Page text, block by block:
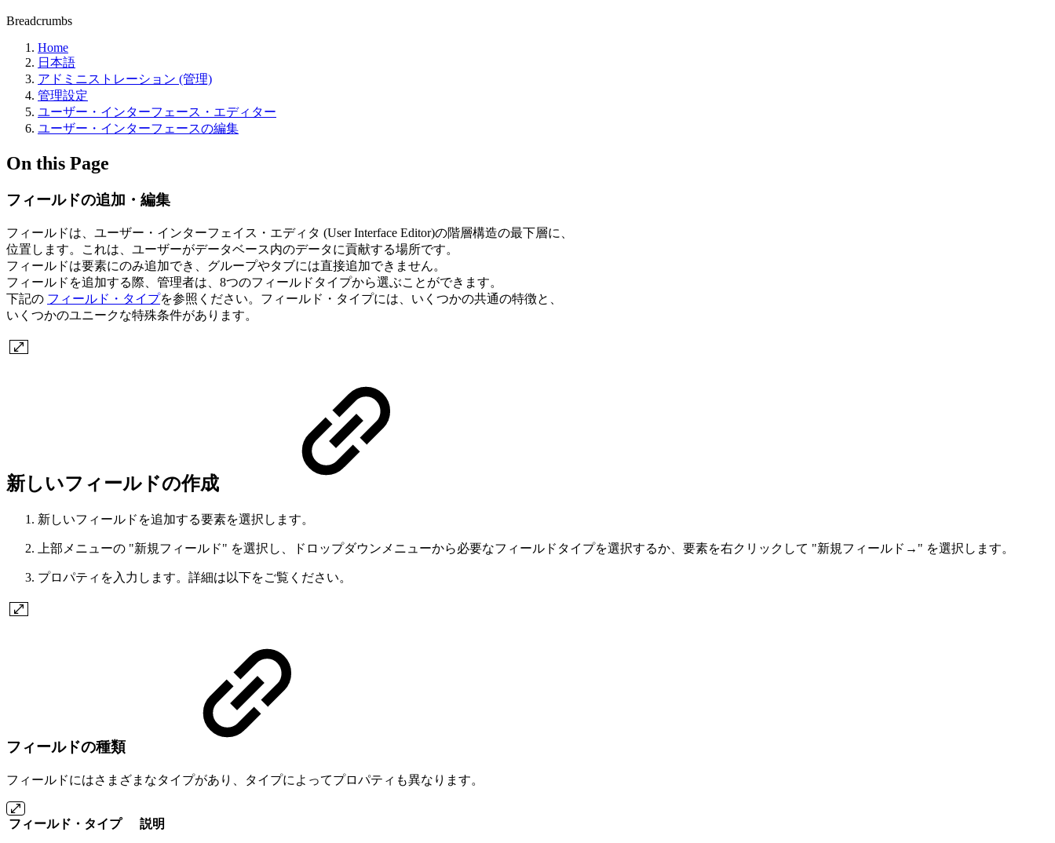
Breadcrumbs
Home
日本語
アドミニストレーション (管理)
管理設定
ユーザー・インターフェース・エディター
ユーザー・インターフェースの編集
On this Page
フィールドの追加・編集
フィールドは、ユーザー・インターフェイス・エディタ (User Interface Editor)の階層構造の最下層に、
位置します。これは、ユーザーがデータベース内のデータに貢献する場所です。
フィールドは要素にのみ追加でき、グループやタブには直接追加できません。
フィールドを追加する際、管理者は、8つのフィールドタイプから選ぶことができます。
下記の フィールド・タイプを参照ください。フィールド・タイプには、いくつかの共通の特徴と、
いくつかのユニークな特殊条件があります。
新しいフィールドの作成
新しいフィールドを追加する要素を選択します。
上部メニューの "新規フィールド" を選択し、ドロップダウンメニューから必要なフィールドタイプを選択するか、要素を右クリックして "新規フィールド→" を選択します。
プロパティを入力します。詳細は以下をご覧ください。
フィールドの種類
フィールドにはさまざまなタイプがあり、タイプによってプロパティも異なります。
フィールド・タイプ 説明